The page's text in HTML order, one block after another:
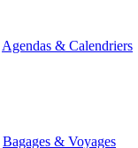
Agendas & Calendriers
Bagages & Voyages